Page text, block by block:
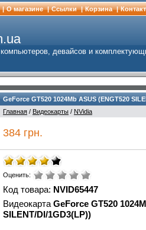
| О магазине | Cсылки | Корзина |
девайсов и
GeForce GT520 1024Mb ASUS (ENGT520
Главная / Видеокарты / NVidia
384 грн.
Оценить:
Код товара: NVID65447
Видеокарта GeForce GT520
SILENT/DI/1GD3(LP))